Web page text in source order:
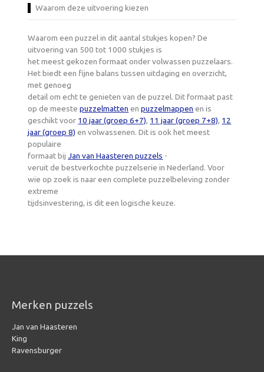
Waarom deze uitvoering kiezen
Waarom een puzzel in dit aantal stukjes kopen? De
uitvoering van 500 tot 1000 stukjes is
het meest gekozen formaat onder volwassen puzzelaars.
Het biedt een fijne balans tussen uitdaging en overzicht,
met genoeg
detail om echt te genieten van de puzzel. Dit formaat past
op de meestepuzzelmatten enpuzzelmappen en is
geschikt voor 10 jaar (groep 6+7), 11 jaar (groep 7+8), 12
jaar (groep 8) en volwassenen. Dit is ook het meest
populaire
formaat bijJan van Haasteren puzzels -
veruit de bestverkochte puzzelserie in Nederland. Voor
wie op zoek is naar een complete puzzelbeleving zonder
extreme
tijdsinvestering, is dit een logische keuze.
Merken puzzels
Jan van Haasteren
King
Ravensburger